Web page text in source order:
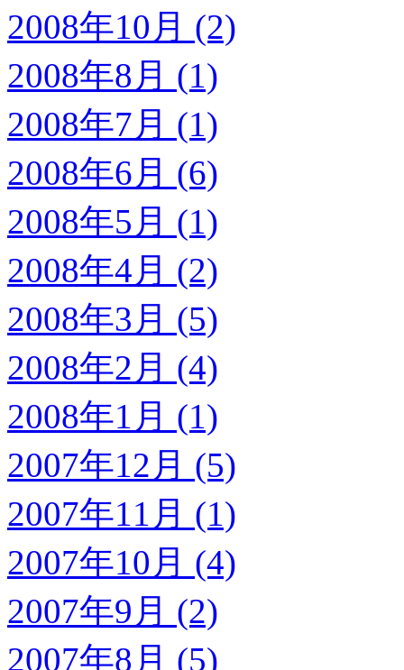
2008年10月 (2)
2008年8月 (1)
2008年7月 (1)
2008年6月 (6)
2008年5月 (1)
2008年4月 (2)
2008年3月 (5)
2008年2月 (4)
2008年1月 (1)
2007年12月 (5)
2007年11月 (1)
2007年10月 (4)
2007年9月 (2)
2007年8月 (5)